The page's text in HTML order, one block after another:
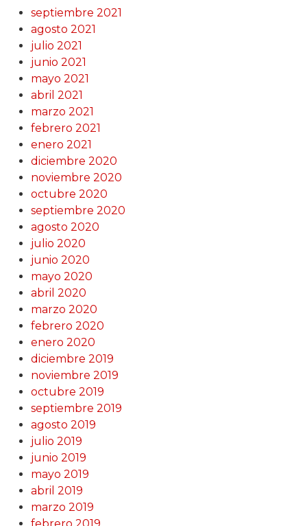
septiembre 2021
agosto 2021
julio 2021
junio 2021
mayo 2021
abril 2021
marzo 2021
febrero 2021
enero 2021
diciembre 2020
noviembre 2020
octubre 2020
septiembre 2020
agosto 2020
julio 2020
junio 2020
mayo 2020
abril 2020
marzo 2020
febrero 2020
enero 2020
diciembre 2019
noviembre 2019
octubre 2019
septiembre 2019
agosto 2019
julio 2019
junio 2019
mayo 2019
abril 2019
marzo 2019